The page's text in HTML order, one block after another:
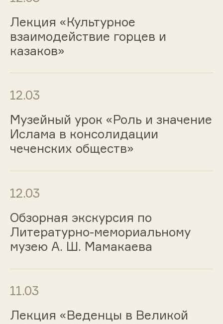
Лекция «Культурное
взаимодействие горцев и
казаков»
12.03
Музейный урок «Роль и значение
Ислама в консолидации
чеченских обществ»
12.03
Обзорная экскурсия по
Литературно-мемориальному
музею А. Ш. Мамакаева
11.03
Лекция «Веденцы в Великой